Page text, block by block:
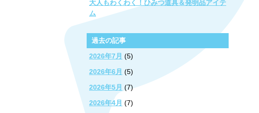
大人もわくわく！ひみつ道具＆発明品アイテ
ム
過去の記事
2026年7月 (5)
2026年6月 (5)
2026年5月 (7)
2026年4月 (7)